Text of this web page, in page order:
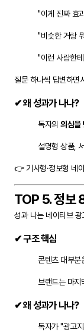
"이게 진짜 효
"비슷한 거랑
"이런 사람한
질문 하나씩 답변하면
✔ 왜 성과가 나나?
독자의 의심을
설명형 상품,
👉 기사형·정보형 네
TOP 5. 정보
성과 나는 네이티브
✔ 구조 핵심
콘텐츠 대부분
브랜드는 마
✔ 왜 성과가 나나?
독자가 "광고